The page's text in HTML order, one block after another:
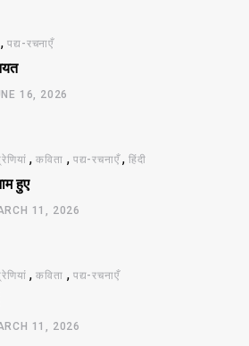
,पद्य-रचनाएँ
16, 2026
,कविता , पद्य-रचनाएँ,हिंदी
हुए
11, 2026
,कविता , पद्य-रचनाएँ
11, 2026